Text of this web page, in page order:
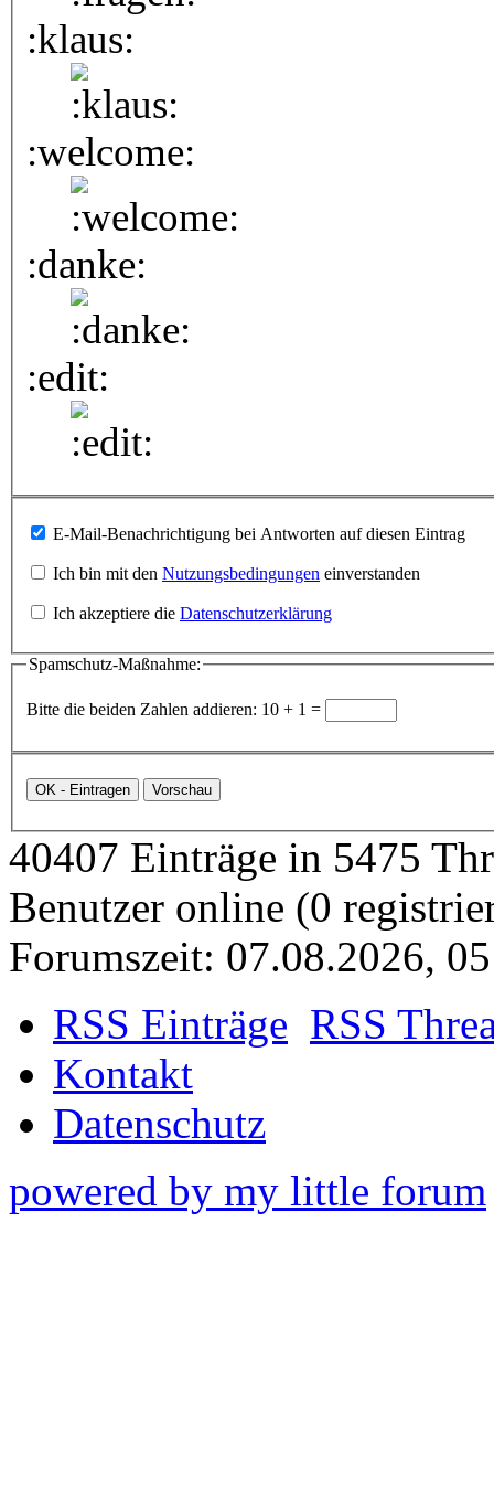
:klaus:
:welcome:
:danke:
:edit:
E-Mail-Benachrichtigung bei Antworten auf diesen Eintrag
Ich bin mit den Nutzungsbedingungen einverstanden
Ich akzeptiere die Datenschutzerklärung
Spamschutz-Maßnahme:
Bitte die beiden Zahlen addieren: 10 + 1 =
40407 Einträge in 5475
Benutzer online (0
Forumszeit: 07.08.2026,
RSS Einträge RSS
Kontakt
Datenschutz
powered by my little forum